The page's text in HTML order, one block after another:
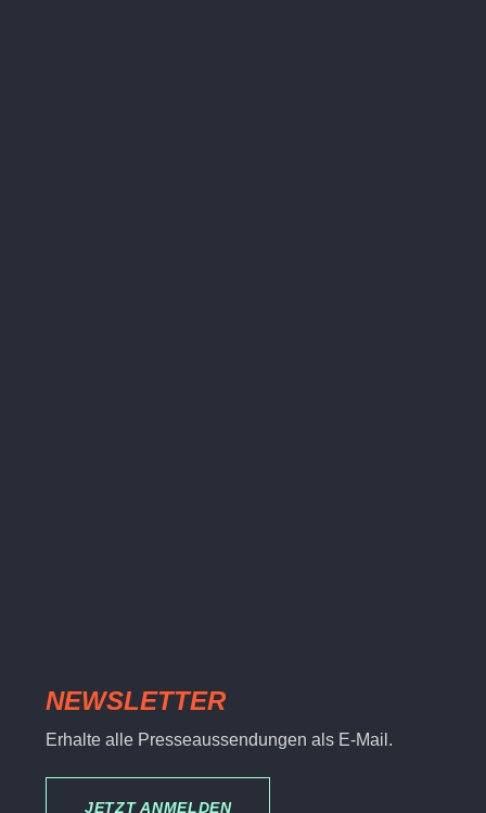
NEWSLETTER
Erhalte alle Presseaussendungen als E-Mail.
JETZT ANMELDEN